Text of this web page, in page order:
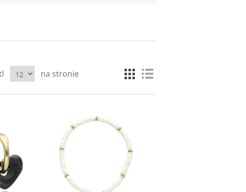
na stronie